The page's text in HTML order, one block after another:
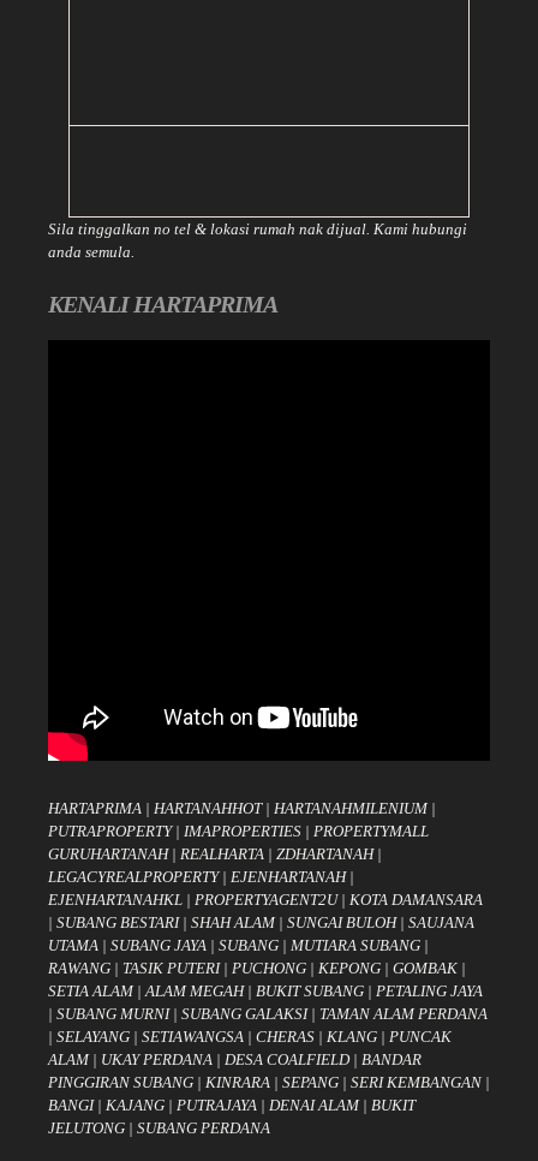
Sila tinggalkan no tel & lokasi rumah nak dijual. Kami hubungi
anda semula.
KENALI HARTAPRIMA
HARTAPRIMA | HARTANAHHOT| HARTANAHMILENIUM|
PUTRAPROPERTY| IMAPROPERTIES | PROPERTYMALL
GURUHARTANAH| REALHARTA | ZDHARTANAH|
LEGACYREALPROPERTY| EJENHARTANAH|
EJENHARTANAHKL | PROPERTYAGENT2U| KOTA DAMANSARA
| SUBANG BESTARI| SHAH ALAM| SUNGAI BULOH| SAUJANA
UTAMA | SUBANG JAYA | SUBANG | MUTIARA SUBANG |
RAWANG | TASIK PUTERI| PUCHONG | KEPONG | GOMBAK |
SETIA ALAM| ALAM MEGAH| BUKIT SUBANG | PETALING JAYA
| SUBANG MURNI| SUBANG GALAKSI| TAMAN ALAM PERDANA
| SELAYANG | SETIAWANGSA | CHERAS | KLANG | PUNCAK
ALAM| UKAY PERDANA | DESA COALFIELD| BANDAR
PINGGIRAN SUBANG | KINRARA | SEPANG | SERI KEMBANGAN |
BANGI| KAJANG | PUTRAJAYA | DENAI ALAM| BUKIT
JELUTONG | SUBANG PERDANA